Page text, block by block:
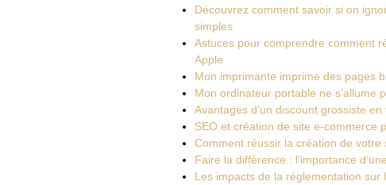
Découvrez comment savoir si on
simples
Astuces pour comprendre comment
Apple
Mon imprimante imprime des pages
Mon ordinateur portable ne s’allume
Avantages d’un discount grossiste
SEO et création de site e-commerce
Comment réussir la création de
Faire la différence : l’importance
Les impacts de la réglementation